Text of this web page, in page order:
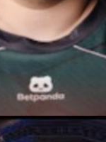
tarafındanMichael